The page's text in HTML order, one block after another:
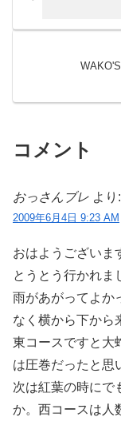
コメント
おっさんブレ より:
2009年6月4日 9:23 AM
おはようございま
とうとう行かれま
雨があがってよか
なく横から下から
東コースですと大
は圧巻だったと思
次は紅葉の時にで
か。西コースは人